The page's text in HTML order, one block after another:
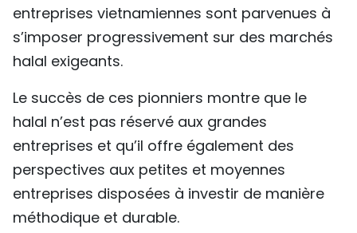
entreprises vietnamiennes sont parvenues à
s’imposer progressivement sur des marchés
halal exigeants.
Le succès de ces pionniers montre que le
halal n’est pas réservé aux grandes
entreprises et qu’il offre également des
perspectives aux petites et moyennes
entreprises disposées à investir de manière
méthodique et durable.